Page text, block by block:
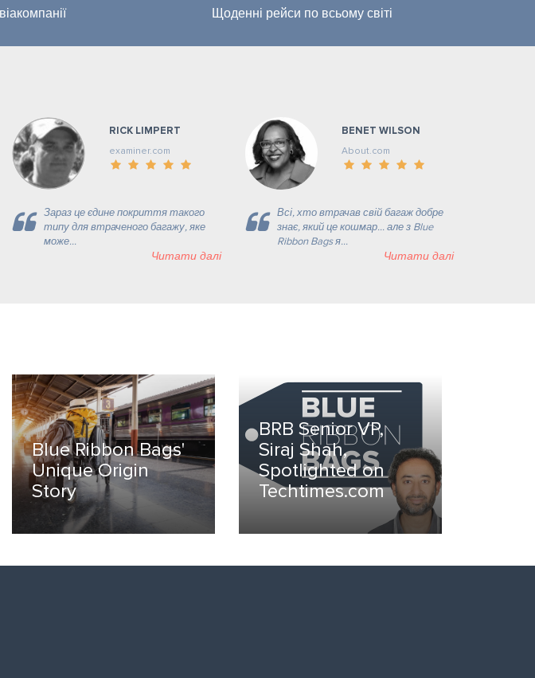
Щоденні рейси по всьому світі
RICK LIMPERT
examiner.com
Зараз це єдине покриття такого
типу для втраченого багажу, яке
може...
Читати далі
BENET WILSON
About.com
Всі, хто втрачав свій багаж добре
знає, який це кошмар... але з Blue
Ribbon Bags я...
Читати далі
Blue Ribbon Bags'
Unique Origin
Story
BRB Senior VP,
Siraj Shah,
Spotlighted on
Techtimes.com